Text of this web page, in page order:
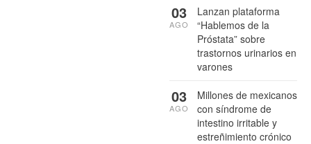
Lanzan plataforma
“Hablemos de la
Próstata” sobre
trastornos urinarios en
varones
03
AGO
Millones de mexicanos
con síndrome de
intestino irritable y
estreñimiento crónico
03
AGO